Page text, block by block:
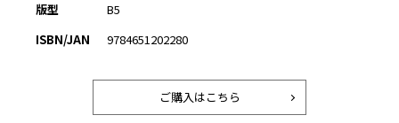
版型
B5
ISBN/JAN
9784651202280
ご購入はこちら